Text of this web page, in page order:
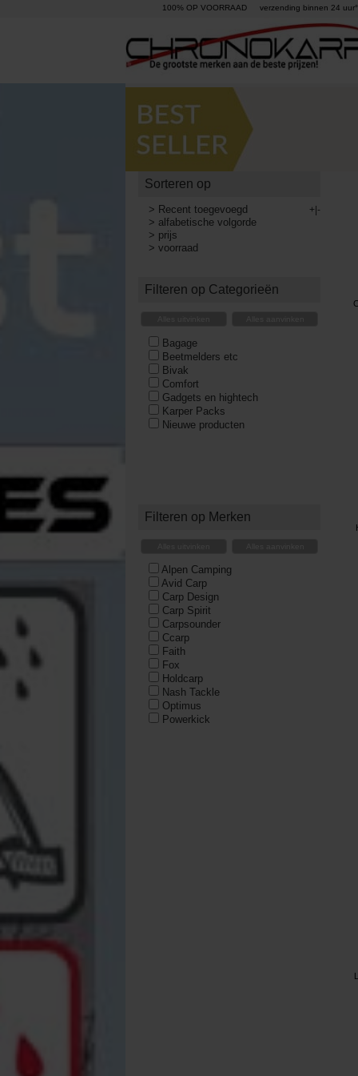
100% OP VOORRAAD verzending binnen 24 uur°
Sorteren op
> Recent toegevoegd +|-
> alfabetische volgorde
> prijs
> voorraad
Filteren op Categorieën
Bagage
Beetmelders etc
Bivak
Comfort
Gadgets en hightech
Karper Packs
Nieuwe producten
Filteren op Merken
Alpen Camping
Avid Carp
Carp Design
Carp Spirit
Carpsounder
Ccarp
Faith
Fox
Holdcarp
Nash Tackle
Optimus
Powerkick